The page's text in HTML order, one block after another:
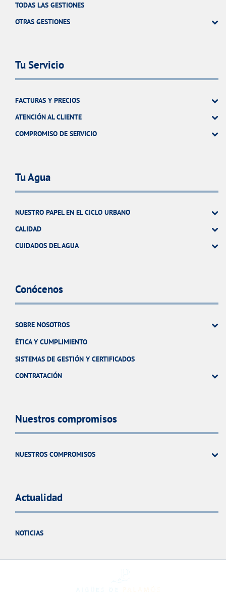
TODAS LAS GESTIONES
OTRAS GESTIONES
Tu Servicio
FACTURAS Y PRECIOS
ATENCIÓN AL CLIENTE
COMPROMISO DE SERVICIO
Tu Agua
NUESTRO PAPEL EN EL CICLO URBANO
CALIDAD
CUIDADOS DEL AGUA
Conócenos
SOBRE NOSOTROS
ÉTICA Y CUMPLIMIENTO
SISTEMAS DE GESTIÓN Y CERTIFICADOS
CONTRATACIÓN
Nuestros compromisos
NUESTROS COMPROMISOS
Actualidad
NOTICIAS